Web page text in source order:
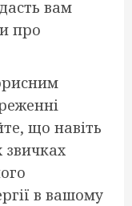
вам
про
що навіть
в вашому